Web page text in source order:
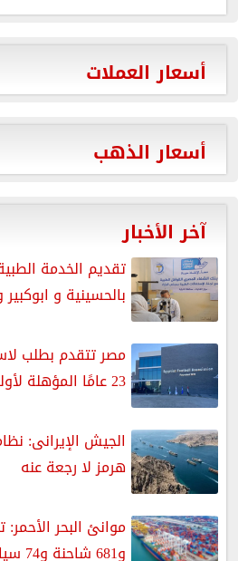
أسعار العملات
أسعار الذهب
آخر الأخبار
بالحسينية و
مصر تتقدم بطلب
23 عامًا المؤهلة لأولمبياد لوس...
الجيش الإيرانى:
هرمز لا رجعة عنه
و681 شاحنة و74 سيارة